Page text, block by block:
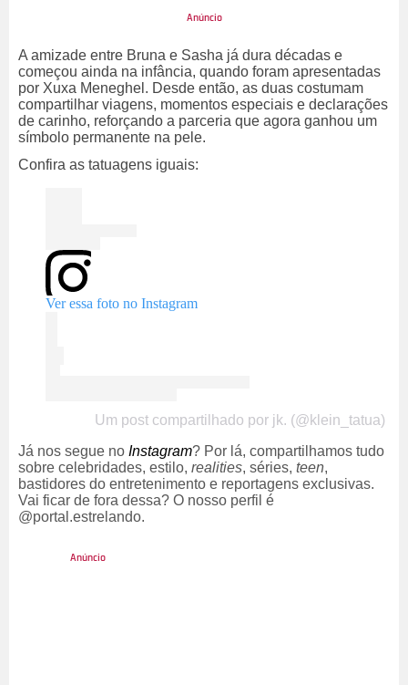
A amizade entre Bruna e Sasha já dura décadas e
começou ainda na infância, quando foram apresentadas
por Xuxa Meneghel. Desde então, as duas costumam
compartilhar viagens, momentos especiais e declarações
de carinho, reforçando a parceria que agora ganhou um
símbolo permanente na pele.
Confira as tatuagens iguais:
Ver essa foto no Instagram
Um post compartilhado por jk. (@klein_tatua)
Já nos segue no Instagram? Por lá, compartilhamos tudo
sobre celebridades, estilo, realities, séries, teen,
bastidores do entretenimento e reportagens exclusivas.
Vai ficar de fora dessa? O nosso perfil é
@portal.estrelando.